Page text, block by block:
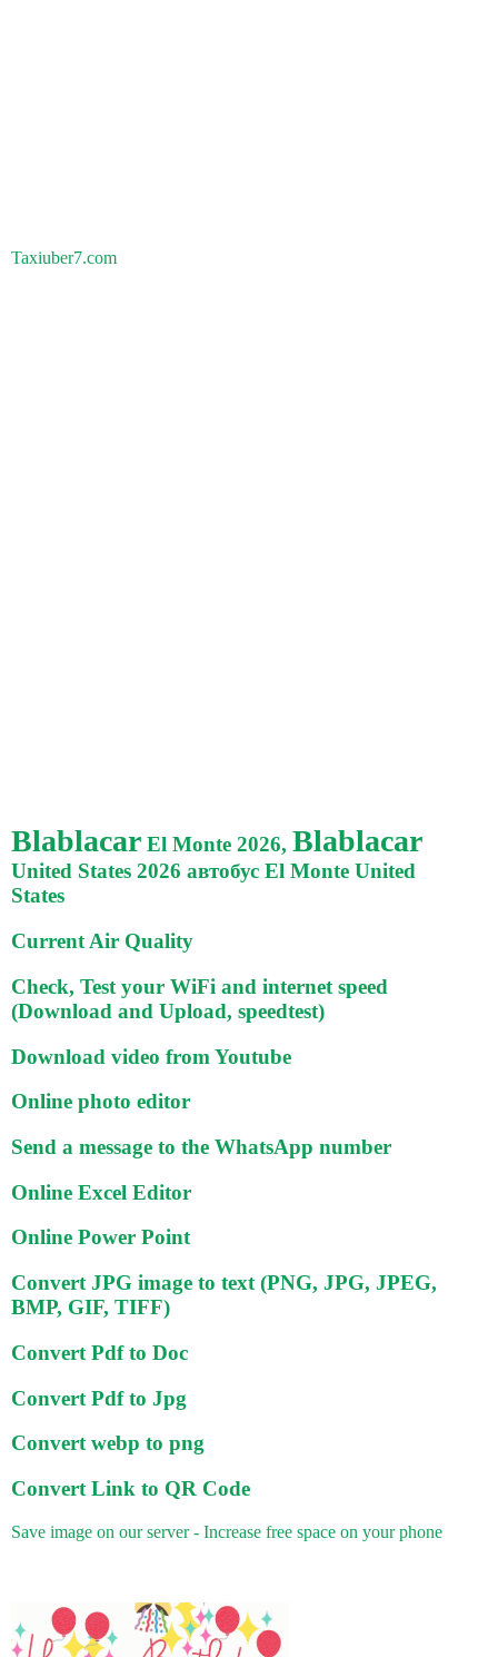
Taxiuber7.com
Blablacar El Monte 2026, Blablacar
United States 2026 автобус El Monte United
States
Current Air Quality
Check, Test your WiFi and internet speed
(Download and Upload, speedtest)
Download video from Youtube
Online photo editor
Send a message to the WhatsApp number
Online Excel Editor
Online Power Point
Convert JPG image to text (PNG, JPG, JPEG,
BMP, GIF, TIFF)
Convert Pdf to Doc
Convert Pdf to Jpg
Convert webp to png
Convert Link to QR Code
Save image on our server - Increase free space on your phone